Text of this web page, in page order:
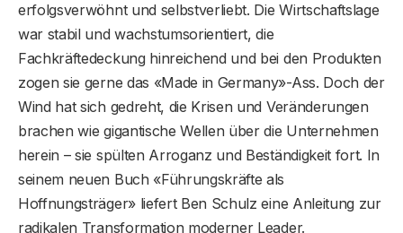
erfolgsverwöhnt und selbstverliebt. Die Wirtschaftslage
war stabil und wachstumsorientiert, die
Fachkräftedeckung hinreichend und bei den Produkten
zogen sie gerne das «Made in Germany»-Ass. Doch der
Wind hat sich gedreht, die Krisen und Veränderungen
brachen wie gigantische Wellen über die Unternehmen
herein – sie spülten Arroganz und Beständigkeit fort. In
seinem neuen Buch «Führungskräfte als
Hoffnungsträger» liefert Ben Schulz eine Anleitung zur
radikalen Transformation moderner Leader.